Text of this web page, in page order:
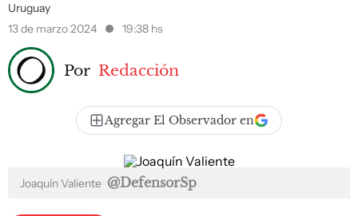
Uruguay
13 de marzo 2024
19:38 hs
Por Redacción
Agregar El Observador en
Joaquín Valiente @DefensorSp